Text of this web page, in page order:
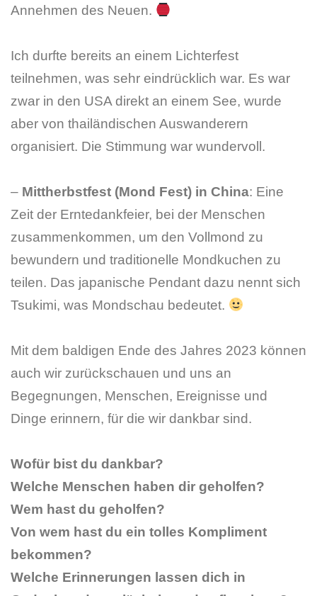
Annehmen des Neuen.
Ich durfte bereits an einem Lichterfest
teilnehmen, was sehr eindrücklich war. Es war
zwar in den USA direkt an einem See, wurde
aber von thailändischen Auswanderern
organisiert. Die Stimmung war wundervoll.
– Mittherbstfest (Mond Fest) in China: Eine
Zeit der Erntedankfeier, bei der Menschen
zusammenkommen, um den Vollmond zu
bewundern und traditionelle Mondkuchen zu
teilen. Das japanische Pendant dazu nennt sich
Tsukimi, was Mondschau bedeutet.
Mit dem baldigen Ende des Jahres 2023 können
auch wir zurückschauen und uns an
Begegnungen, Menschen, Ereignisse und
Dinge erinnern, für die wir dankbar sind.
Wofür bist du dankbar?
Welche Menschen haben dir geholfen?
Wem hast du geholfen?
Von wem hast du ein tolles Kompliment
bekommen?
Welche Erinnerungen lassen dich in